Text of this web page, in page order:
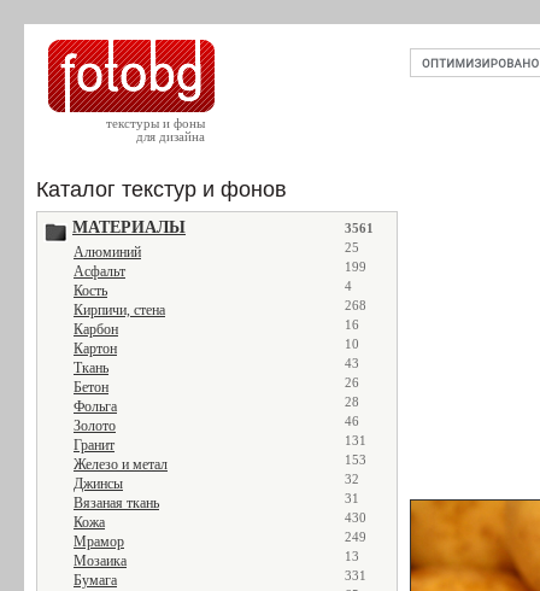
текстуры и фоны
для дизайна
Каталог текстур и фонов
МАТЕРИАЛЫ 3561
Алюминий 25
Асфальт 199
Кость 4
Кирпичи, стена 268
Карбон 16
Картон 10
Ткань 43
Бетон 26
Фольга 28
Золото 46
Гранит 131
Железо и метал 153
Джинсы 32
Вязаная ткань 31
Кожа 430
Мрамор 249
Мозаика 13
Бумага 331